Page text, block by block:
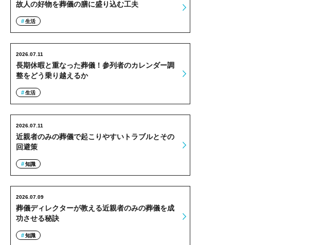
故人の好物を葬儀の膳に盛り込む工夫
生活
長期休暇と重なった葬儀！参列者のカレンダー調
整をどう乗り越えるか
2026.07.11
生活
近親者のみの葬儀で起こりやすいトラブルとその
回避策
2026.07.11
知識
葬儀ディレクターが教える近親者のみの葬儀を成
功させる秘訣
2026.07.09
知識